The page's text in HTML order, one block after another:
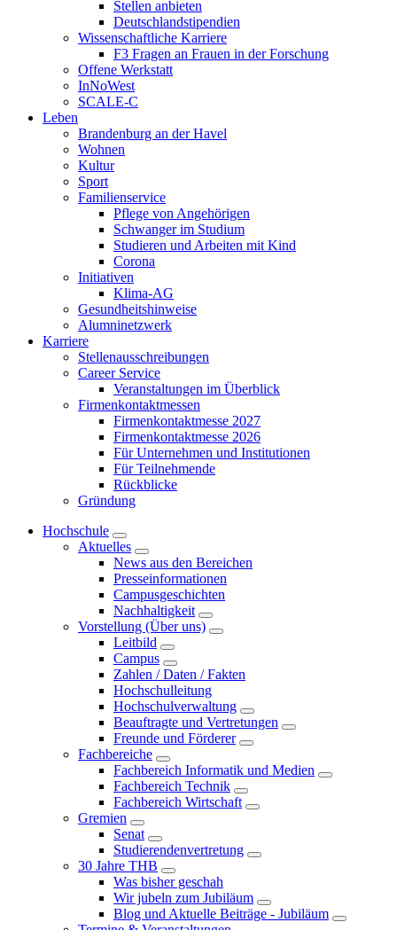
Stellen anbieten
Deutschlandstipendien
Wissenschaftliche Karriere
F3 Fragen an Frauen in der Forschung
Offene Werkstatt
InNoWest
SCALE-C
Leben
Brandenburg an der Havel
Wohnen
Kultur
Sport
Familienservice
Pflege von Angehörigen
Schwanger im Studium
Studieren und Arbeiten mit Kind
Corona
Initiativen
Klima-AG
Gesundheitshinweise
Alumninetzwerk
Karriere
Stellenausschreibungen
Career Service
Veranstaltungen im Überblick
Firmenkontaktmessen
Firmenkontaktmesse 2027
Firmenkontaktmesse 2026
Für Unternehmen und Institutionen
Für Teilnehmende
Rückblicke
Gründung
Hochschule
Aktuelles
News aus den Bereichen
Presseinformationen
Campusgeschichten
Nachhaltigkeit
Vorstellung (Über uns)
Leitbild
Campus
Zahlen / Daten / Fakten
Hochschulleitung
Hochschulverwaltung
Beauftragte und Vertretungen
Freunde und Förderer
Fachbereiche
Fachbereich Informatik und Medien
Fachbereich Technik
Fachbereich Wirtschaft
Gremien
Senat
Studierendenvertretung
30 Jahre THB
Was bisher geschah
Wir jubeln zum Jubiläum
Blog und Aktuelle Beiträge - Jubiläum